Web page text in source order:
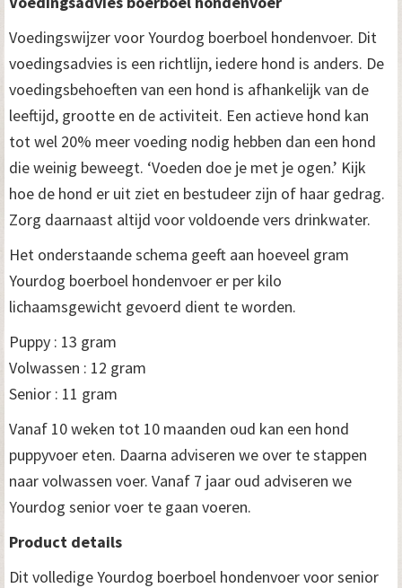
Voedingswijzer voor Yourdog boerboel hondenvoer. Dit
voedingsadvies is een richtlijn, iedere hond is anders. De
voedingsbehoeften van een hond is afhankelijk van de
leeftijd, grootte en de activiteit. Een actieve hond kan
tot wel 20% meer voeding nodig hebben dan een hond
die weinig beweegt. ‘Voeden doe je met je ogen.’ Kijk
hoe de hond er uit ziet en bestudeer zijn of haar gedrag.
Zorg daarnaast altijd voor voldoende vers drinkwater.
Het onderstaande schema geeft aan hoeveel gram
Yourdog boerboel hondenvoer er per kilo
lichaamsgewicht gevoerd dient te worden.
Puppy : 13 gram
Volwassen : 12 gram
Senior : 11 gram
Vanaf 10 weken tot 10 maanden oud kan een hond
puppyvoer eten. Daarna adviseren we over te stappen
naar volwassen voer. Vanaf 7 jaar oud adviseren we
Yourdog senior voer te gaan voeren.
Product details
Dit volledige Yourdog boerboel hondenvoer voor senior